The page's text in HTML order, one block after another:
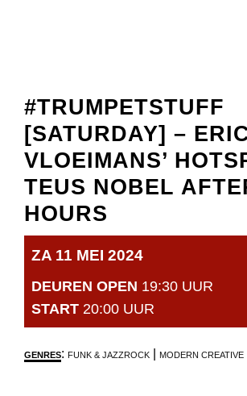
#TRUMPETSTUFF
[SATURDAY] –
VLOEIMANS’
TEUS NOBEL
HOURS
ZA 11 MEI 2024
DEUREN OPEN 19:30 UUR
START 20:00 UUR
GENRES: FUNK & JAZZROCK MODERN CREATIVE